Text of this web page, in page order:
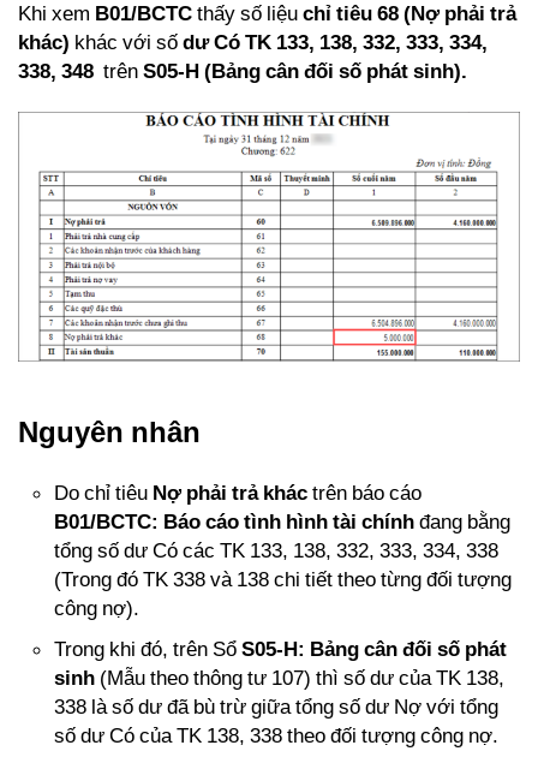
Khi xem B01/BCTC thấy số liệu chỉ tiêu 68 (Nợ phải trả
khác) khác với số dư Có TK 133, 138, 332, 333, 334,
338, 348 trên S05-H (Bảng cân đối số phát sinh).
Nguyên nhân
Do chỉ tiêu Nợ phải trả khác trên báo cáo
B01/BCTC: Báo cáo tình hình tài chính đang bằng
tổng số dư Có các TK 133, 138, 332, 333, 334, 338
(Trong đó TK 338 và 138 chi tiết theo từng đối tượng
công nợ).
Trong khi đó, trên Sổ S05-H: Bảng cân đối số phát
sinh (Mẫu theo thông tư 107) thì số dư của TK 138,
338 là số dư đã bù trừ giữa tổng số dư Nợ với tổng
số dư Có của TK 138, 338 theo đối tượng công nợ.